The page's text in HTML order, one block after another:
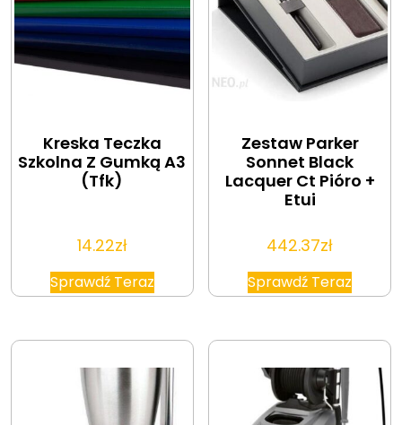
Kreska Teczka
Szkolna Z Gumką A3
(Tfk)
14.22zł
Sprawdź Teraz
Zestaw Parker
Sonnet Black
Lacquer Ct Pióro +
Etui
442.37zł
Sprawdź Teraz